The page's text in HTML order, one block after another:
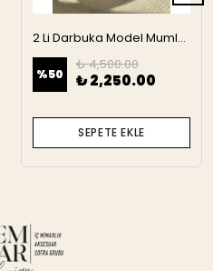
2 Li Darbuka Model Mumluk
%50
₺ 4,500.00
₺ 2,250.00
SEPETE EKLE